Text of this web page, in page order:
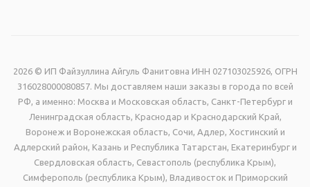
2026 © ИП Файзуллина Айгуль Фанитовна ИНН 027103025926, ОГРН
316028000080857. Мы доставляем наши заказы в города по всей
РФ, а именно: Москва и Московская область, Санкт-Петербург и
Ленинградская область, Краснодар и Краснодарский Край,
Воронеж и Воронежская область, Сочи, Адлер, Хостинский и
Адлерский район, Казань и Республика Татарстан, Екатеринбург и
Свердловская область, Севастополь (республика Крым),
Симферополь (республика Крым), Владивосток и Приморский